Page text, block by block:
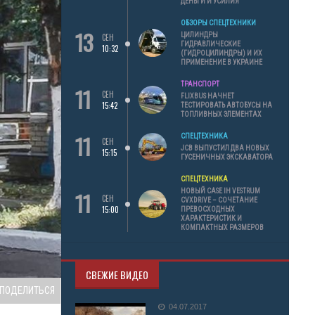
13
СЕН
10:32
ОБЗОРЫ СПЕЦТЕХНИКИ
ЦИЛИНДРЫ
ГИДРАВЛИЧЕСКИЕ
(ГИДРОЦИЛИНДРЫ) И ИХ
ПРИМЕНЕНИЕ В УКРАИНЕ
11
СЕН
15:42
ТРАНСПОРТ
FLIXBUS НАЧНЕТ
ТЕСТИРОВАТЬ АВТОБУСЫ НА
ТОПЛИВНЫХ ЭЛЕМЕНТАХ
11
СЕН
15:15
СПЕЦТЕХНИКА
JCB ВЫПУСТИЛ ДВА НОВЫХ
ГУСЕНИЧНЫХ ЭКСКАВАТОРА
11
СЕН
15:00
СПЕЦТЕХНИКА
НОВЫЙ CASE IH VESTRUM
CVXDRIVE – СОЧЕТАНИЕ
ПРЕВОСХОДНЫХ
ХАРАКТЕРИСТИК И
КОМПАКТНЫХ РАЗМЕРОВ
СВЕЖИЕ ВИДЕО
04.07.2017